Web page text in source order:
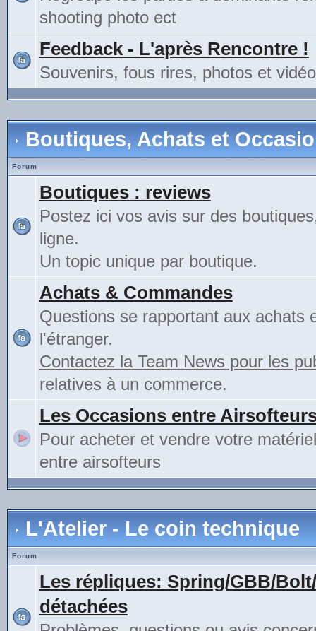
shooting photo ect
Feedback - L'après Rencontre !
Souvenirs, fous rires, photos et
Boutiques, Achats et
Forum
Boutiques : reviews
Postez ici vos avis sur des
ligne.
Un topic unique par boutique.
Achats & Commandes
Questions se rapportant aux achats
l'étranger.
Contactez la Team News pour les
relatives à un commerce.
Les Occasions entre
Pour acheter et vendre votre
entre airsofteurs
L'Atelier - Le coin technique
Forum
Les répliques: Spring/GBB/
détachées